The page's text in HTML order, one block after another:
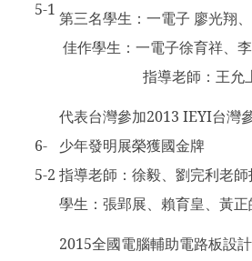
5-1 第三名學生：一電子 廖光翔
佳作學生：一電子徐育祥、
指導老師：王允上
6-
5-2
代表台灣參加2013 IEYI台灣
少年發明展榮獲國金牌
指導老師：徐毅、劉完利老
學生：張郢展、賴育皇、黃正
2015全國電腦輔助電路板設